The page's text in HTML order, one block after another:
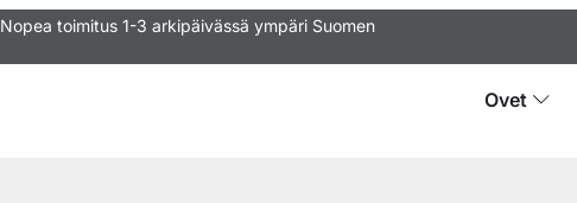
Nopea toimitus 1-3 arkipäivässä ympäri Suomen
Ovet